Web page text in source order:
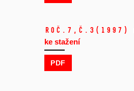
Roč.7, č.3 (1997)
ke stažení
PDF